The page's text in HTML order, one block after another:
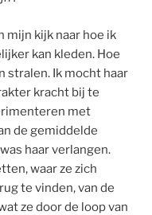
mijn kijk naar hoe ik
kan kleden. Hoe
stralen. Ik mocht haar
kracht bij te
met
de gemiddelde
haar verlangen.
waar ze zich
te vinden, van de
ze door de loop van